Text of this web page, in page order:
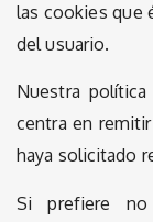
las cookies que
del usuario.
Nuestra
centra en
haya solicitado
Si prefiere